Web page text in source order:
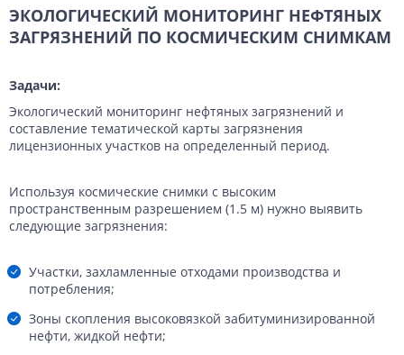
ЭКОЛОГИЧЕСКИЙ МОНИТОРИНГ НЕФТЯНЫХ
ЗАГРЯЗНЕНИЙ ПО КОСМИЧЕСКИМ СНИМКАМ
Задачи:
Экологический мониторинг нефтяных загрязнений и
составление тематической карты загрязнения
лицензионных участков на определенный период.
Используя космические снимки с высоким
пространственным разрешением (1.5 м) нужно выявить
следующие загрязнения:
Участки, захламленные отходами производства и
потребления;
Зоны скопления высоковязкой забитуминизированной
нефти, жидкой нефти;